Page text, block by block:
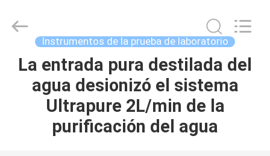
HOGAR
PRODUCTOS
VÍDEOS
Technology
Reserved.
Developed
Instrumentos de la prueba de laboratorio
La entrada pura destilada del
agua desionizó el sistema
Ultrapure 2L/min de la
purificación del agua